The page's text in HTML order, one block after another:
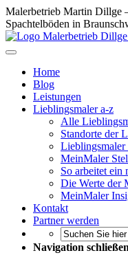
Malerbetrieb Martin Dillge
Spachtelböden in
Home
Blog
Leistungen
Lieblingsmaler a-z
Alle
Standorte der
Lieblingsmaler
MeinMaler
So arbeitet ein
Die Werte der
MeinMaler
Kontakt
Partner werden
Navigation schließen